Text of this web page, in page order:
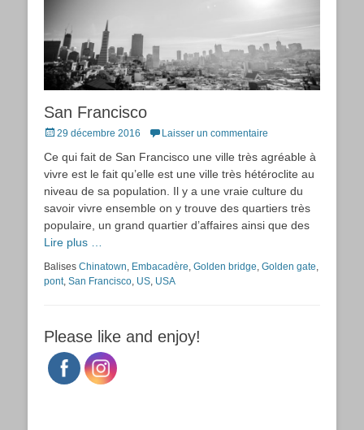
San Francisco
Posted
29 décembre 2016 Laisser un commentaire
Ce qui fait de San Francisco une ville très agréable à
vivre est le fait qu’elle est une ville très hétéroclite au
niveau de sa population. Il y a une vraie culture du
savoir vivre ensemble on y trouve des quartiers très
populaire, un grand quartier d’affaires ainsi que des
Lire plus …
Balises Chinatown, Embacadère, Golden bridge, Golden gate,
pont, San Francisco, US, USA
Please like and enjoy!